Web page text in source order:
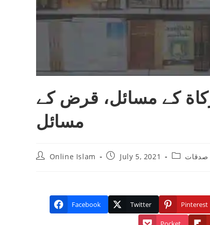
كے مسائل، قرض كے
مسائل
PostOnline Islam
PostJuly 5, 2021
Postصدقات
Facebook Twitter Pinterest